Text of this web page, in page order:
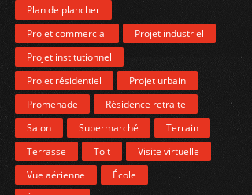
Plan de plancher
Projet commercial
Projet industriel
Projet institutionnel
Projet résidentiel
Projet urbain
Promenade
Résidence retraite
Salon
Supermarché
Terrain
Terrasse
Toit
Visite virtuelle
Vue aérienne
École